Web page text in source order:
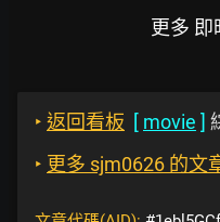
更多 即
‣ 返回看板 [ movie ]
‣ 更多 sjm0626 的文